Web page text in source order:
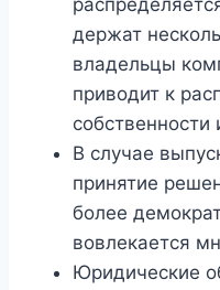
держат
владельцы
приводит к
собственности
В случае
принятие
более
вовлекается
Юридические